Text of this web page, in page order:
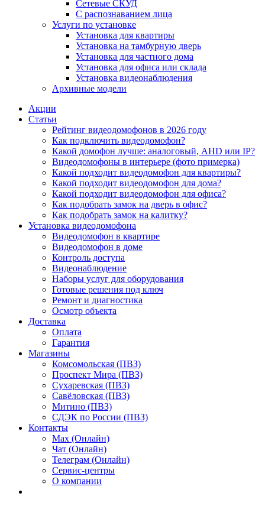
Сетевые СКУД
С распознаванием лица
Услуги по установке
Установка для квартиры
Установка на тамбурную дверь
Установка для частного дома
Установка для офиса или склада
Установка видеонаблюдения
Архивные модели
Акции
Статьи
Рейтинг видеодомофонов в 2026 году
Как подключить видеодомофон?
Какой домофон лучше: аналоговый, AHD или IP?
Видеодомофоны в интерьере (фото примерка)
Какой подходит видеодомофон для квартиры?
Какой подходит видеодомофон для дома?
Какой подходит видеодомофон для офиса?
Как подобрать замок на дверь в офис?
Как подобрать замок на калитку?
Установка видеодомофона
Видеодомофон в квартире
Видеодомофон в доме
Контроль доступа
Видеонаблюдение
Наборы услуг для оборудования
Готовые решения под ключ
Ремонт и диагностика
Осмотр объекта
Доставка
Оплата
Гарантия
Магазины
Комсомольская (ПВЗ)
Проспект Мира (ПВЗ)
Сухаревская (ПВЗ)
Савёловская (ПВЗ)
Митино (ПВЗ)
СДЭК по России (ПВЗ)
Контакты
Max (Онлайн)
Чат (Онлайн)
Телеграм (Онлайн)
Сервис-центры
О компании